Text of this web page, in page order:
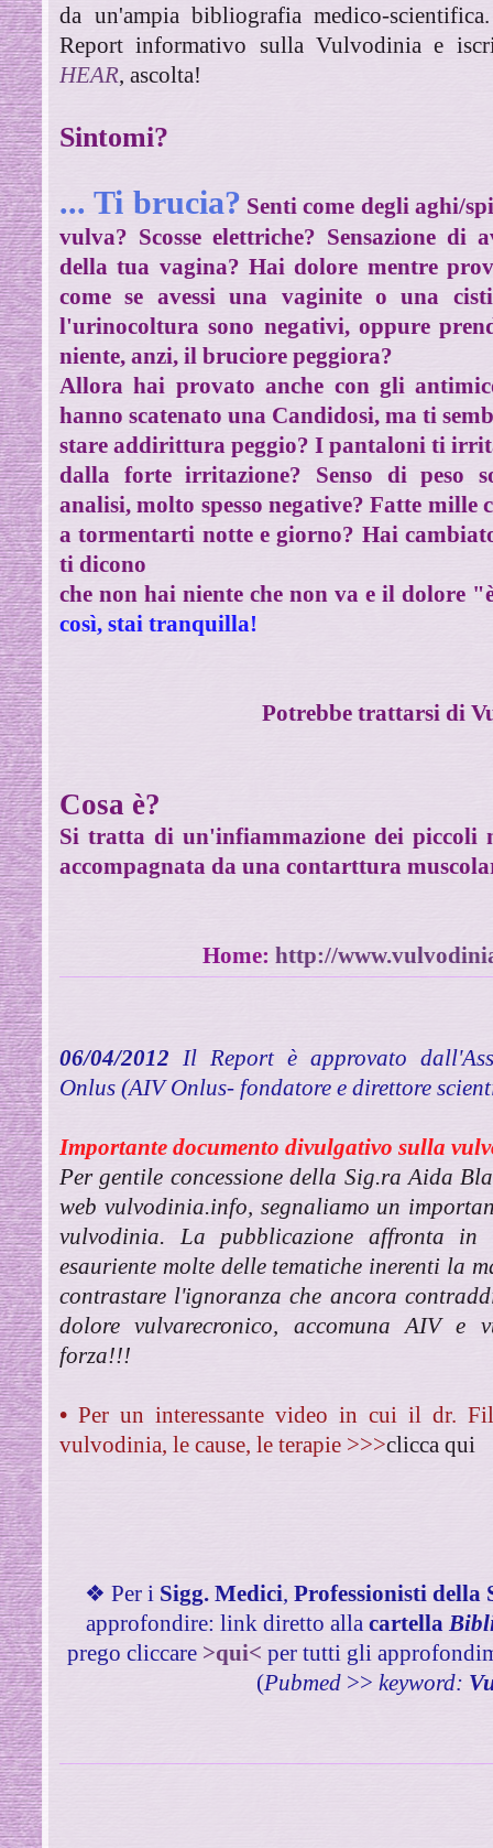
da un'ampia bibliografia medico-
Report informativo sulla Vulvodinia e
HEAR, ascolta!
Sintomi?
... Ti brucia? Senti come degli aghi/
vulva? Scosse elettriche? Sensazione di
della tua vagina? Hai dolore mentre
come se avessi una vaginite o una
l'urinocoltura sono negativi, oppure
niente, anzi, il bruciore peggiora?
Allora hai provato anche con gli
hanno scatenato una Candidosi, ma ti
stare addirittura peggio? I pantaloni ti
dalla forte irritazione? Senso di peso
analisi, molto spesso negative? Fatte
a tormentarti notte e giorno? Hai
ti dicono
che non hai niente che non va e il dolore
così, stai tranquilla!
Potrebbe trattarsi di
Cosa è?
Si tratta di un'infiammazione dei piccoli
accompagnata da una contarttura
Home: http://
06/04/2012 Il Report è approvato
Onlus (AIV Onlus- fondatore e direttore
Importante documento divulgativo sulla
Per gentile concessione della Sig.ra Aida
web vulvodinia.info, segnaliamo un
vulvodinia. La pubblicazione affronta in
esauriente molte delle tematiche inerenti la
contrastare l'ignoranza che ancora
dolore vulvarecronico, accomuna AIV e
forza!!!
•Per un interessante video in cui il dr.
vulvodinia, le cause, le terapie >>>clicca qui
❖ Per i Sigg. Medici,Professionisti della
approfondire: link diretto allacartella
prego cliccare >qui<per tutti gli
(Pubmed>> keyword: